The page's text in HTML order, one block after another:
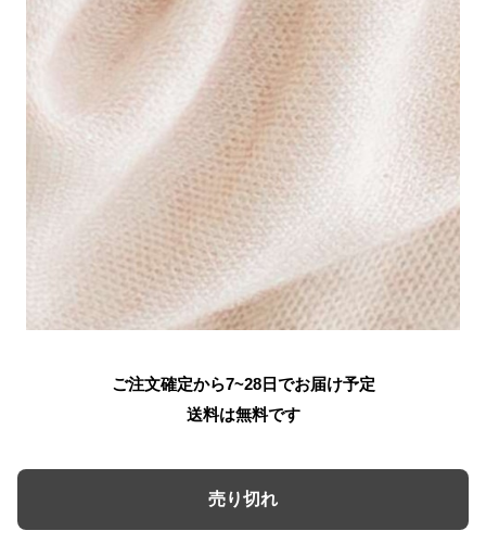
ご注文確定から7~28日でお届け予定
送料は無料です
売り切れ